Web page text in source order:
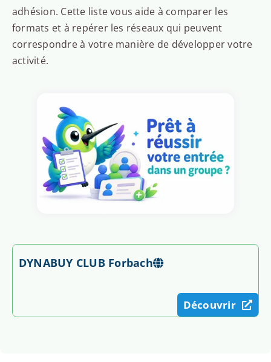
adhésion. Cette liste vous aide à comparer les
formats et à repérer les réseaux qui peuvent
correspondre à votre manière de développer votre
activité.
DYNABUY CLUB Forbach
Découvrir